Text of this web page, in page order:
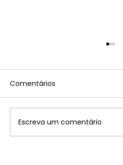
Comentários
Escreva um comentário